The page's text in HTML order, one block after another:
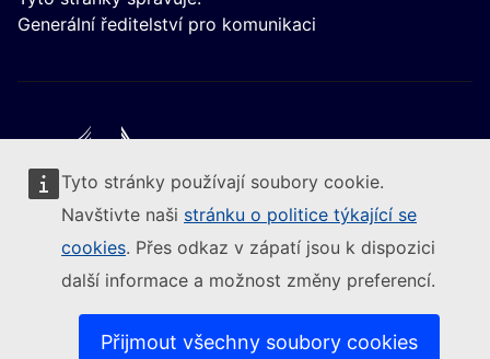
Tyto stránky používají soubory cookie.
Navštivte naši stránku o politice týkající se
cookies. Přes odkaz v zápatí jsou k dispozici
další informace a možnost změny preferencí.
Přijmout všechny soubory cookies
Generální ředitelství pro komunikaci
Следвайте Европейската комисия
Kontakt(Externí odkaz)
Nahlásit zranitelnost IT (Externí odkaz)
Jazyková politika na našich internetových stránkách
(Externí odkaz)